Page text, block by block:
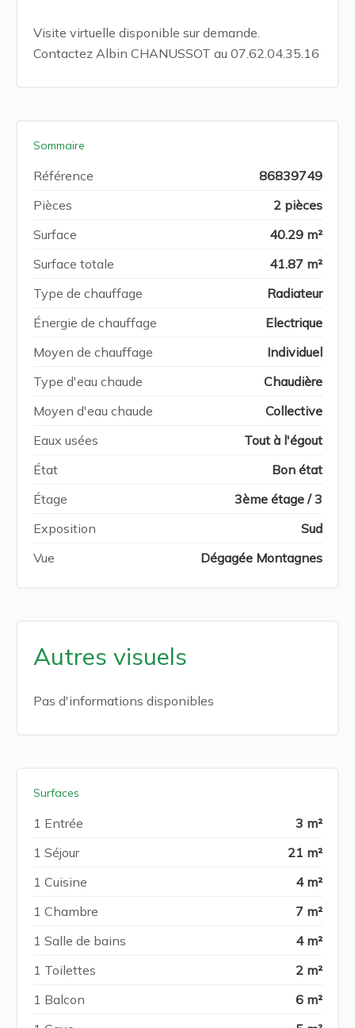
Visite virtuelle disponible sur demande.
Contactez Albin CHANUSSOT au 07.62.04.35.16
Sommaire
Référence
86839749
Pièces
2 pièces
Surface
40.29 m²
Surface totale
41.87 m²
Type de chauffage
Radiateur
Énergie de chauffage
Electrique
Moyen de chauffage
Individuel
Type d'eau chaude
Chaudière
Moyen d'eau chaude
Collective
Eaux usées
Tout à l'égout
État
Bon état
Étage
3ème étage / 3
Exposition
Sud
Vue
Dégagée Montagnes
Autres visuels
Pas d'informations disponibles
Surfaces
1 Entrée
3 m²
1 Séjour
21 m²
1 Cuisine
4 m²
1 Chambre
7 m²
1 Salle de bains
4 m²
1 Toilettes
2 m²
1 Balcon
6 m²